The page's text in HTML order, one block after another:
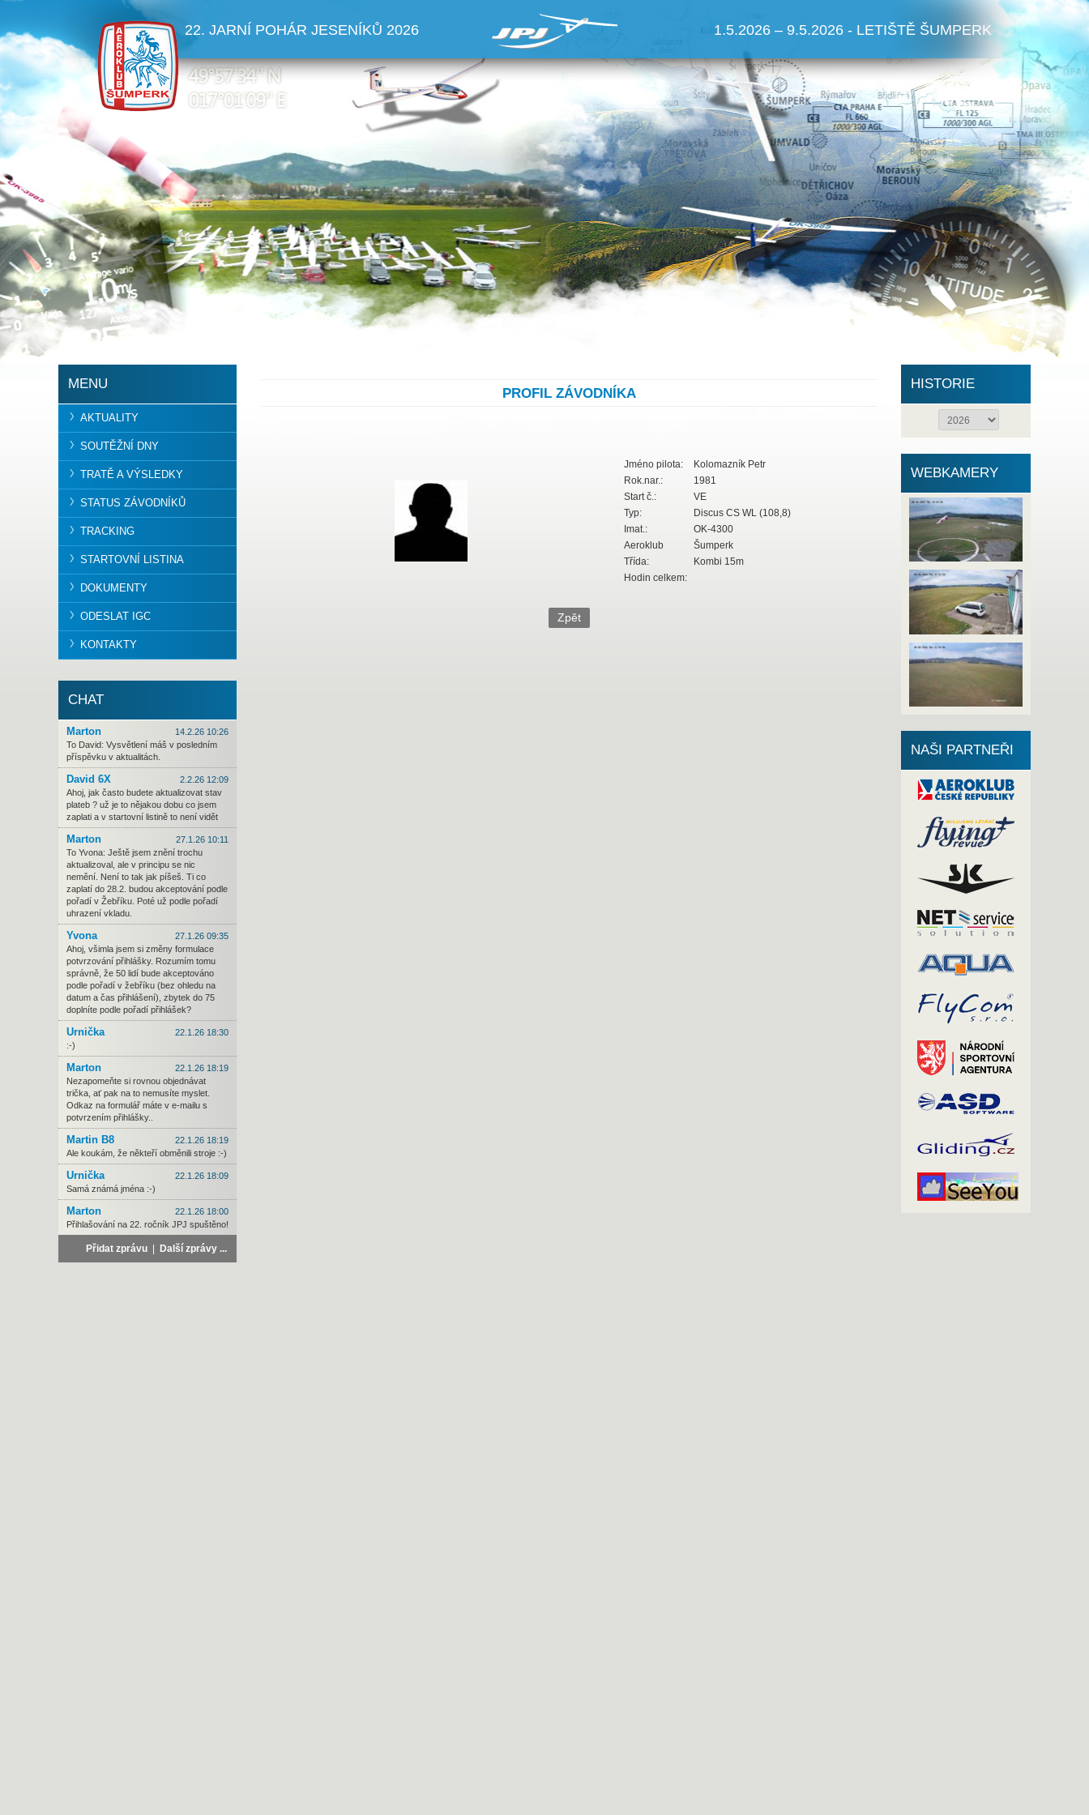
22. JARNÍ POHÁR JESENÍKŮ 2026 1.5.2026 – 9.5.2026 - LETIŠTĚ ŠUMPERK
MENU
AKTUALITY
SOUTĚŽNÍ DNY
TRATĚ A VÝSLEDKY
STATUS ZÁVODNÍKŮ
TRACKING
STARTOVNÍ LISTINA
DOKUMENTY
ODESLAT IGC
KONTAKTY
CHAT
Marton
14.2.26 10:26
To David: Vysvětlení máš v posledním
příspěvku v aktualitách.
David 6X
2.2.26 12:09
Ahoj, jak často budete aktualizovat stav
plateb ? už je to nějakou dobu co jsem
zaplati a v startovní listině to není vidět
Marton
27.1.26 10:11
To Yvona: Ještě jsem znění trochu
aktualizoval, ale v principu se nic
nemění. Není to tak jak píšeš. Ti co
zaplatí do 28.2. budou akceptování podle
pořadí v Žebříku. Poté už podle pořadí
uhrazení vkladu.
Yvona
27.1.26 09:35
Ahoj, všimla jsem si změny formulace
potvrzování přihlášky. Rozumím tomu
správně, že 50 lidí bude akceptováno
podle pořadí v žebříku (bez ohledu na
datum a čas přihlášení), zbytek do 75
doplníte podle pořadí přihlášek?
Urnička
22.1.26 18:30
:-)
Marton
22.1.26 18:19
Nezapomeňte si rovnou objednávat
trička, ať pak na to nemusíte myslet.
Odkaz na formulář máte v e-mailu s
potvrzením přihlášky..
Martin B8
22.1.26 18:19
Ale koukám, že někteří obměnili stroje :-)
Urnička
22.1.26 18:09
Samá známá jména :-)
Marton
22.1.26 18:00
Přihlašování na 22. ročník JPJ spuštěno!
Přidat zprávu Další zprávy ...
PROFIL ZÁVODNÍKA
Jméno pilota:
Kolomazník Petr
Rok.nar.:
1981
Start č.:
VE
Typ:
Discus CS WL (108,8)
Imat.:
OK-4300
Aeroklub
Šumperk
Třída:
Kombi 15m
Hodin celkem:
HISTORIE
WEBKAMERY
NAŠI PARTNEŘI